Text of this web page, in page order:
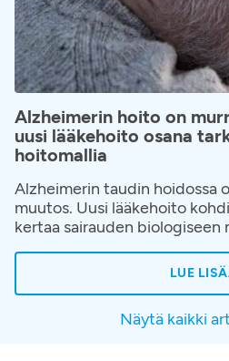
Alzheimerin hoito on
uusi lääkehoito osana
hoitomallia
Alzheimerin taudin hoidossa
muutos. Uusi lääkehoito
kertaa sairauden biologiseen
hoitopolkua, jossa korostuvat
LUE
Näytä kaikki